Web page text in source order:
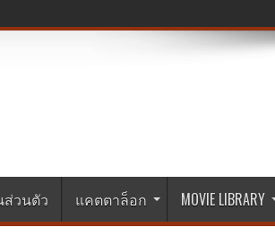
ส่วนตัว แคตตาล็อก MOVIE LIBRARY